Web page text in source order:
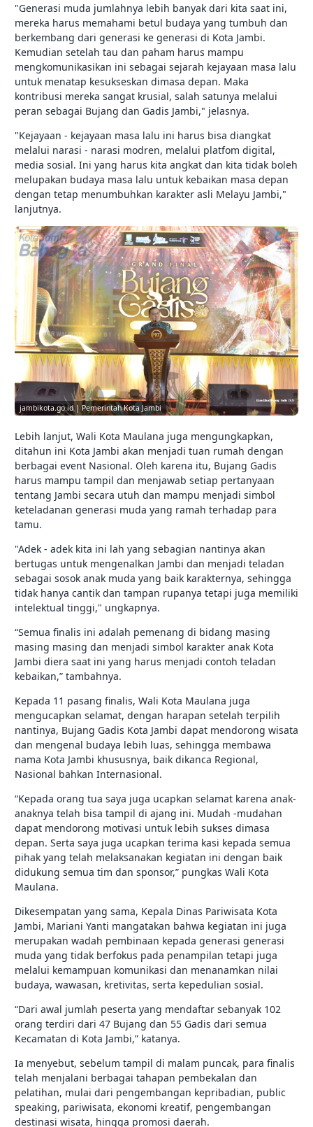
"Generasi muda jumlahnya lebih banyak dari kita saat ini,
mereka harus memahami betul budaya yang tumbuh dan
berkembang dari generasi ke generasi di Kota Jambi.
Kemudian setelah tau dan paham harus mampu
mengkomunikasikan ini sebagai sejarah kejayaan masa lalu
untuk menatap kesukseskan dimasa depan. Maka
kontribusi mereka sangat krusial, salah satunya melalui
peran sebagai Bujang dan Gadis Jambi," jelasnya.
"Kejayaan - kejayaan masa lalu ini harus bisa diangkat
melalui narasi - narasi modren, melalui platfom digital,
media sosial. Ini yang harus kita angkat dan kita tidak boleh
melupakan budaya masa lalu untuk kebaikan masa depan
dengan tetap menumbuhkan karakter asli Melayu Jambi,"
lanjutnya.
jambikota.go.id | Pemerintah Kota Jambi
Lebih lanjut, Wali Kota Maulana juga mengungkapkan,
ditahun ini Kota Jambi akan menjadi tuan rumah dengan
berbagai event Nasional. Oleh karena itu, Bujang Gadis
harus mampu tampil dan menjawab setiap pertanyaan
tentang Jambi secara utuh dan mampu menjadi simbol
keteladanan generasi muda yang ramah terhadap para
tamu.
"Adek - adek kita ini lah yang sebagian nantinya akan
bertugas untuk mengenalkan Jambi dan menjadi teladan
sebagai sosok anak muda yang baik karakternya, sehingga
tidak hanya cantik dan tampan rupanya tetapi juga memiliki
intelektual tinggi," ungkapnya.
“Semua finalis ini adalah pemenang di bidang masing
masing masing dan menjadi simbol karakter anak Kota
Jambi diera saat ini yang harus menjadi contoh teladan
kebaikan,” tambahnya.
Kepada 11 pasang finalis, Wali Kota Maulana juga
mengucapkan selamat, dengan harapan setelah terpilih
nantinya, Bujang Gadis Kota Jambi dapat mendorong wisata
dan mengenal budaya lebih luas, sehingga membawa
nama Kota Jambi khususnya, baik dikanca Regional,
Nasional bahkan Internasional.
“Kepada orang tua saya juga ucapkan selamat karena anak-
anaknya telah bisa tampil di ajang ini. Mudah -mudahan
dapat mendorong motivasi untuk lebih sukses dimasa
depan. Serta saya juga ucapkan terima kasi kepada semua
pihak yang telah melaksanakan kegiatan ini dengan baik
didukung semua tim dan sponsor,” pungkas Wali Kota
Maulana.
Dikesempatan yang sama, Kepala Dinas Pariwisata Kota
Jambi, Mariani Yanti mangatakan bahwa kegiatan ini juga
merupakan wadah pembinaan kepada generasi generasi
muda yang tidak berfokus pada penampilan tetapi juga
melalui kemampuan komunikasi dan menanamkan nilai
budaya, wawasan, kretivitas, serta kepedulian sosial.
“Dari awal jumlah peserta yang mendaftar sebanyak 102
orang terdiri dari 47 Bujang dan 55 Gadis dari semua
Kecamatan di Kota Jambi,” katanya.
Ia menyebut, sebelum tampil di malam puncak, para finalis
telah menjalani berbagai tahapan pembekalan dan
pelatihan, mulai dari pengembangan kepribadian, public
speaking, pariwisata, ekonomi kreatif, pengembangan
destinasi wisata, hingga promosi daerah.